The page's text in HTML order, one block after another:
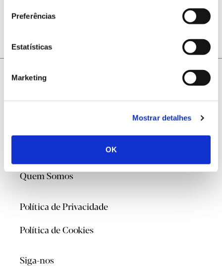
Preferências
Estatísticas
Marketing
Mostrar detalhes
OK
conhecer neste artigo em colaboração com Isabel
Carrasquinho.
Quem Somos
Política de Privacidade
Política de Cookies
Siga-nos